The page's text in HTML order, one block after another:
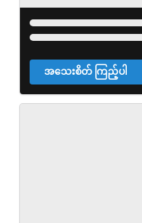
အသေးစိတ် ကြည့်ပါ